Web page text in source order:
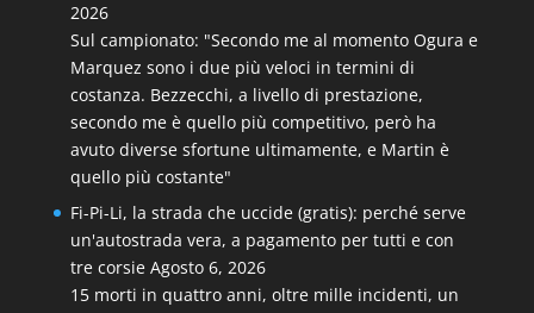
2026
Sul campionato: "Secondo me al momento Ogura e
Marquez sono i due più veloci in termini di
costanza. Bezzecchi, a livello di prestazione,
secondo me è quello più competitivo, però ha
avuto diverse sfortune ultimamente, e Martin è
quello più costante"
Fi-Pi-Li, la strada che uccide (gratis): perché serve
un'autostrada vera, a pagamento per tutti e con
tre corsie Agosto 6, 2026
15 morti in quattro anni, oltre mille incidenti, un